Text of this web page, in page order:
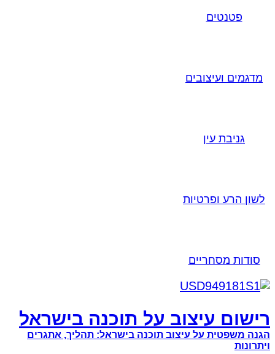
פטנטים
מדגמים ועיצובים
גניבת עין
לשון הרע ופרטיות
סודות מסחריים
רישום עיצוב על תוכנה בישראל
הגנה משפטית על עיצוב תוכנה בישראל: תהליך, אתגרים
ויתרונות